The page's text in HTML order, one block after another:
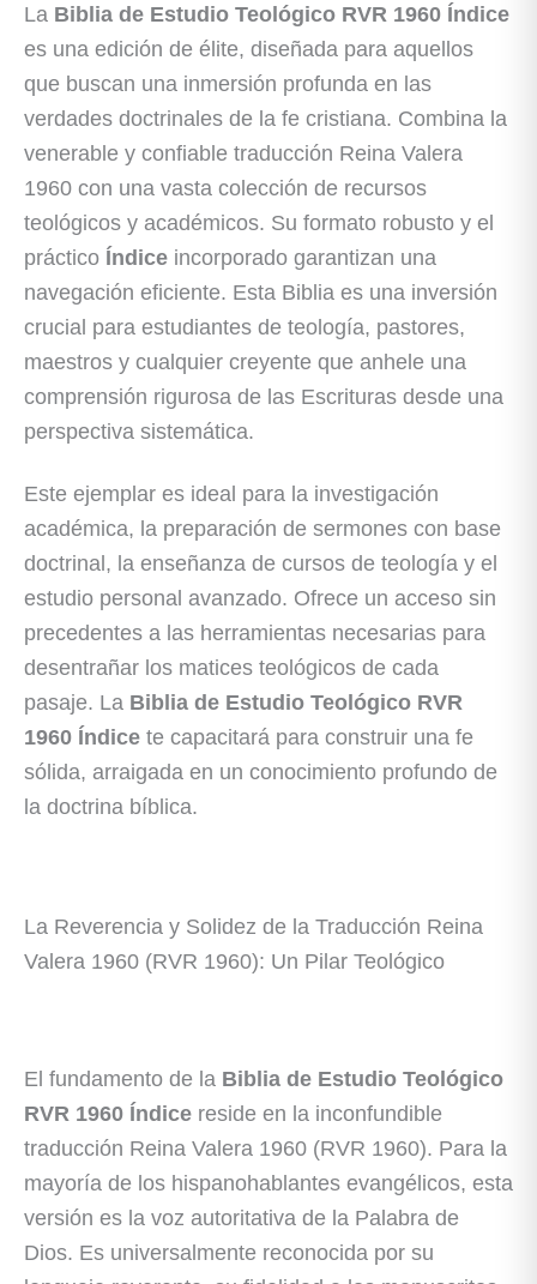
La Biblia de Estudio Teológico RVR 1960 Índice
es una edición de élite, diseñada para aquellos
que buscan una inmersión profunda en las
verdades doctrinales de la fe cristiana. Combina la
venerable y confiable traducción Reina Valera
1960 con una vasta colección de recursos
teológicos y académicos. Su formato robusto y el
práctico Índice incorporado garantizan una
navegación eficiente. Esta Biblia es una inversión
crucial para estudiantes de teología, pastores,
maestros y cualquier creyente que anhele una
comprensión rigurosa de las Escrituras desde una
perspectiva sistemática.
Este ejemplar es ideal para la investigación
académica, la preparación de sermones con base
doctrinal, la enseñanza de cursos de teología y el
estudio personal avanzado. Ofrece un acceso sin
precedentes a las herramientas necesarias para
desentrañar los matices teológicos de cada
pasaje. La Biblia de Estudio Teológico RVR
1960 Índice te capacitará para construir una fe
sólida, arraigada en un conocimiento profundo de
la doctrina bíblica.
La Reverencia y Solidez de la Traducción Reina
Valera 1960 (RVR 1960): Un Pilar Teológico
El fundamento de la Biblia de Estudio Teológico
RVR 1960 Índice reside en la inconfundible
traducción Reina Valera 1960 (RVR 1960). Para la
mayoría de los hispanohablantes evangélicos, esta
versión es la voz autoritativa de la Palabra de
Dios. Es universalmente reconocida por su